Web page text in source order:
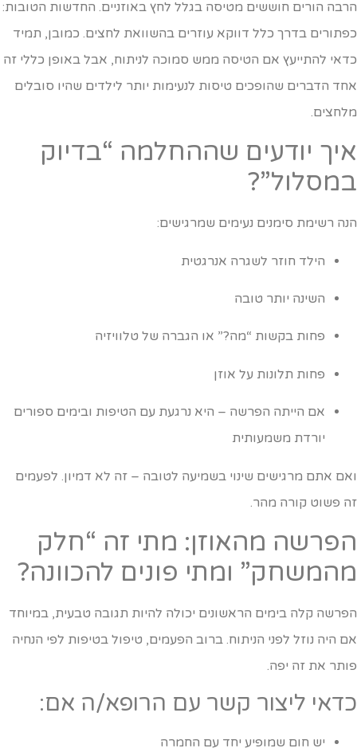
הורים חוששים מטיסה בגלל לחץ באוזניים. החדשות הטובות:
בדרך כלל דווקא עוזרים בהשוואת לחצים. כמובן, תמיד
להתייעץ אם הטיסה ממש סמוכה לניתוח, אבל באופן כללי זה
הדברים שהופכים טיסות לנעימות יותר לילדים שהיו סובלים
יודעים שההחלמה “בדיוק
רשימת סימנים נעימים שמרגישים:
הילד חוזר לשגרה אנרגטית
השינה יותר טובה
פחות בקשות “מה?” או הגברה של טלוויזיה
פחות תלונות על אוזן
אם הייתה הפרשה – היא נרגעת עם הטיפות ובימים ספורים
יורדת משמעותית
אתם מרגישים שינוי בשמיעה לטובה – זה לא דמיון. לפעמים
פשוט קורה מהר.
מהאוזן: מתי זה “חלק
ומתי פונים להכוונה?
קלה בימים הראשונים יכולה להיות תגובה טבעית, במיוחד
היה נוזל לפני הניתוח. ברוב הפעמים, טיפול בטיפות לפי הנחיה
את זה יפה.
ליצור קשר עם הרופא/ה אם:
יש חום שמופיע יחד עם החמרה